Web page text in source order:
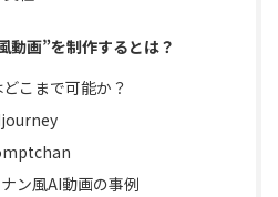
動画”を制作するとは？
こまで可能か？
ン風AI動画の事例